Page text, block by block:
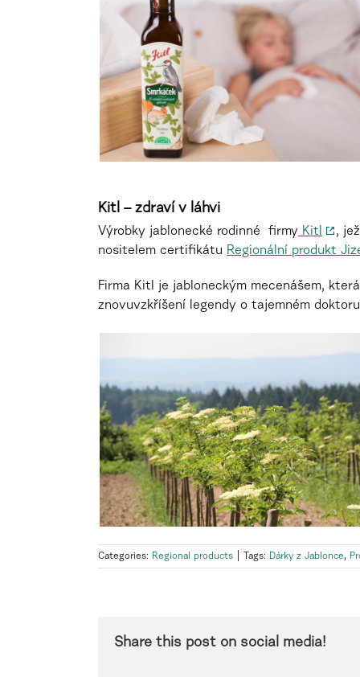
Kitl – zdraví v láhvi
Výrobky jablonecké rodinné firmy Kitl
,
nositelem certifikátu Regionální produkt
Firma Kitl je jabloneckým mecenášem,
znovuvzkříšení legendy o tajemném
Categories: Regional products Tags: Dárky z Jablonce,
Share this post on social media!